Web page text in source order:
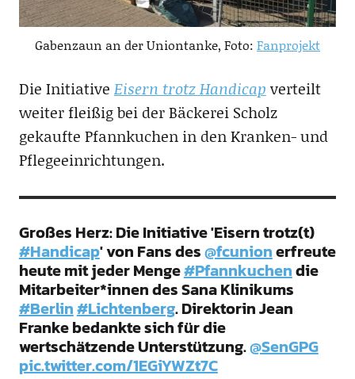
Gabenzaun an der Uniontanke, Foto: Fanprojekt
Die Initiative Eisern trotz Handicap verteilt
weiter fleißig bei der Bäckerei Scholz
gekaufte Pfannkuchen in den Kranken- und
Pflegeeinrichtungen.
Großes Herz: Die Initiative 'Eisern trotz(t)
#Handicap' von Fans des@fcunionerfreute
heute mit jeder Menge#Pfannkuchendie
Mitarbeiter*innen des Sana Klinikums
#Berlin#Lichtenberg. Direktorin Jean
Franke bedankte sich für die
wertschätzende Unterstützung.@SenGPG
pic.twitter.com/1EGiYWZt7C